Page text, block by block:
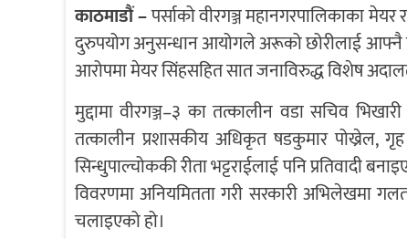
काठमाडौं –पर्साको वीरगञ्ज महानगरपालिकाका
दुरुपयोग अनुसन्धान आयोगले अरूको छोरीलाई आफ्नै
आरोपमा मेयर सिंहसहित सात जनाविरुद्ध विशेष
मुद्दामा वीरगञ्ज–३ का तत्कालीन वडा सचिव
तत्कालीन प्रशासकीय अधिकृत षडकुमार पोख्रेल,
सिन्धुपाल्चोककी रीता भट्टराईलाई पनि प्रतिवादी
विवरणमा अनियमितता गरी सरकारी अभिलेखमा गलत
चलाइएको हो।